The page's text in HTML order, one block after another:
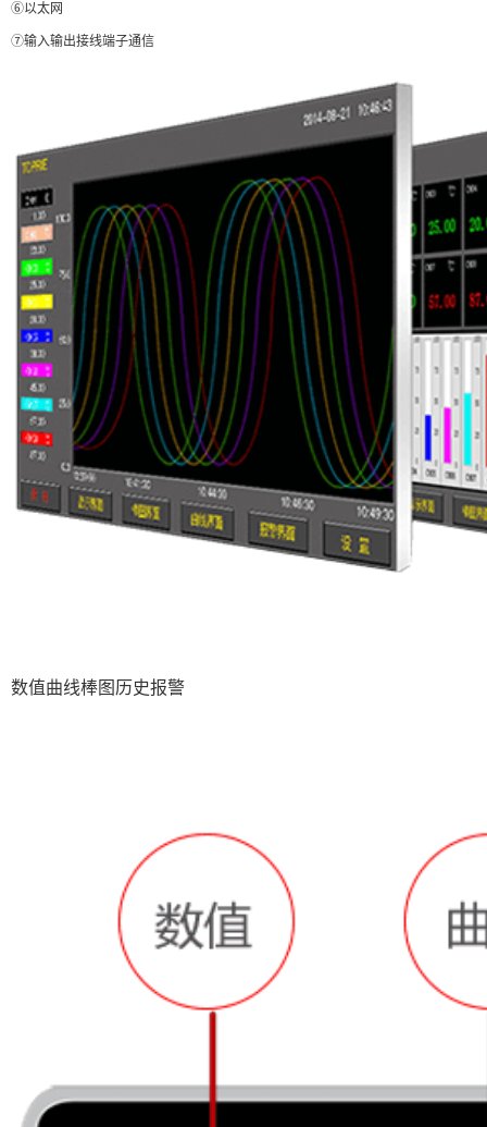
⑥以太网
⑦输入输出接线端子通信
数值曲线棒图历史报警